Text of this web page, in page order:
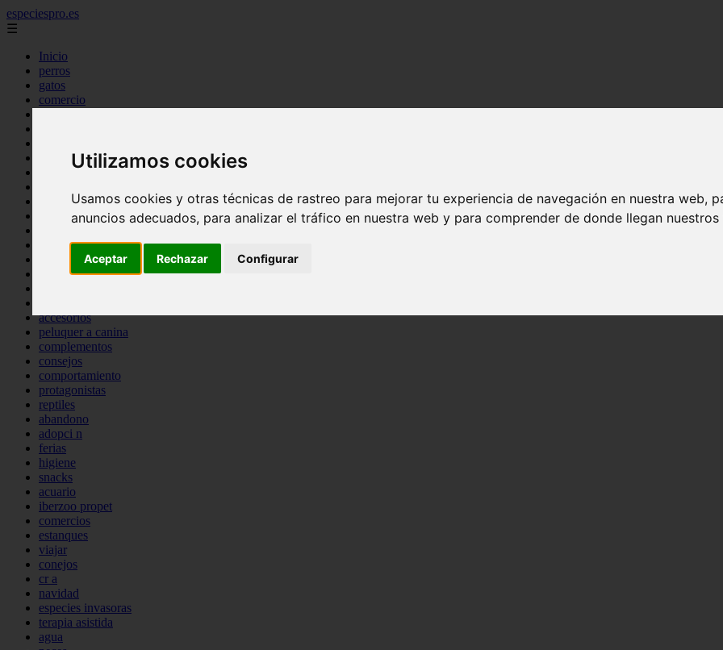
Utilizamos cookies
Usamos cookies y otras técnicas de rastreo para mejorar tu experiencia de navegación en nuestra web,
anuncios adecuados, para analizar el tráfico en nuestra web y para comprender de donde llegan nuestros
Aceptar Rechazar Configurar
especiespro.es
☰
Inicio
perros
gatos
comercio
tenencia responsable
mantenimiento
bienestar
peque os mam feros
verano
accesorios
peluquer a canina
complementos
consejos
comportamiento
protagonistas
reptiles
abandono
adopci n
ferias
higiene
snacks
acuario
iberzoo propet
comercios
estanques
viajar
conejos
cr a
navidad
especies invasoras
terapia asistida
agua